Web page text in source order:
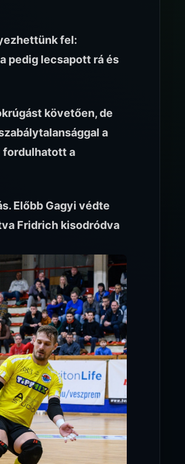
fel:
pedig lecsapott rá és
követően, de
a
fordulhatott a
Előbb Gagyi védte
Fridrich kisodródva